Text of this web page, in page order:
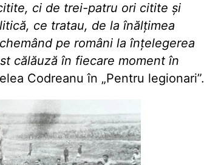
ci de trei-patru ori citite şi
ce tratau, de la înălţimea
pe români la înţelegerea
călăuză în fiecare moment în
Codreanu în „Pentru legionari”.